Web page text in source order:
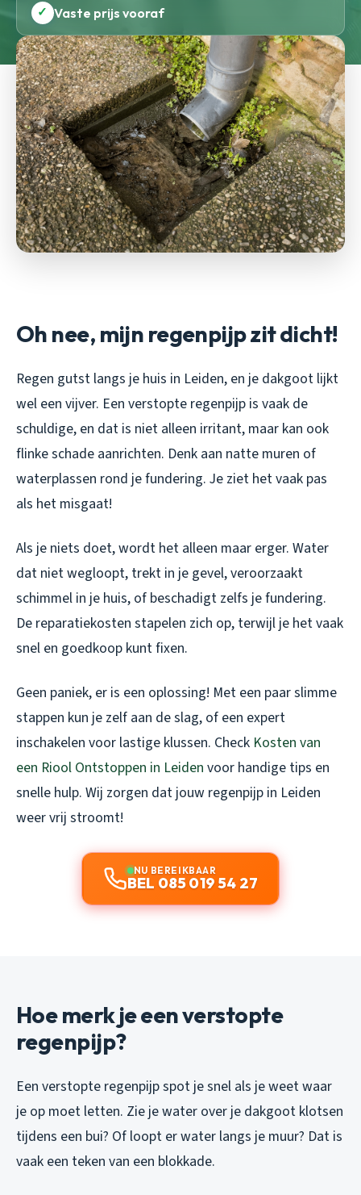
✓ Vaste prijs vooraf
Oh nee, mijn regenpijp zit dicht!
Regen gutst langs je huis in Leiden, en je dakgoot lijkt
wel een vijver. Een verstopte regenpijp is vaak de
schuldige, en dat is niet alleen irritant, maar kan ook
flinke schade aanrichten. Denk aan natte muren of
waterplassen rond je fundering. Je ziet het vaak pas
als het misgaat!
Als je niets doet, wordt het alleen maar erger. Water
dat niet wegloopt, trekt in je gevel, veroorzaakt
schimmel in je huis, of beschadigt zelfs je fundering.
De reparatiekosten stapelen zich op, terwijl je het vaak
snel en goedkoop kunt fixen.
Geen paniek, er is een oplossing! Met een paar slimme
stappen kun je zelf aan de slag, of een expert
inschakelen voor lastige klussen. Check Kosten van
een Riool Ontstoppen in Leiden voor handige tips en
snelle hulp. Wij zorgen dat jouw regenpijp in Leiden
weer vrij stroomt!
NU BEREIKBAAR
BEL 085 019 54 27
Hoe merk je een verstopte
regenpijp?
Een verstopte regenpijp spot je snel als je weet waar
je op moet letten. Zie je water over je dakgoot klotsen
tijdens een bui? Of loopt er water langs je muur? Dat is
vaak een teken van een blokkade.